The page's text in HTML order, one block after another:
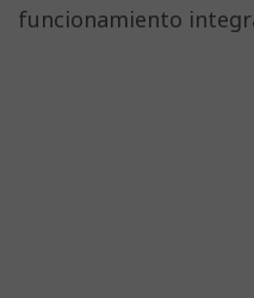
funcionamiento